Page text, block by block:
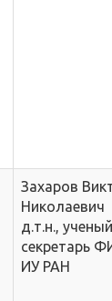
Захаров
Николаевич
д.т.н., ученый
секретарь
ИУ РАН